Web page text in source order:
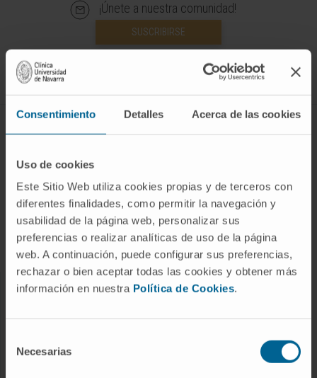
Consentimiento Detalles Acerca de las cookies
Uso de cookies
Este Sitio Web utiliza cookies propias y de terceros con
diferentes finalidades, como permitir la navegación y
usabilidad de la página web, personalizar sus
preferencias o realizar analíticas de uso de la página
web. A continuación, puede configurar sus preferencias,
rechazar o bien aceptar todas las cookies y obtener más
información en nuestra Política de Cookies.
Necesarias
¡Únete a nuestra comunidad!
SUSCRIBIRSE
ENFERMEDADES Y TRATAMIENTOS
Enfermedades
Pruebas diagnósticas
Tratamientos
Cuidados en casa
Chequeos y salud
Conozca a los profesionales